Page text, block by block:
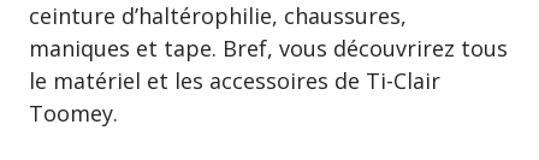
ceinture d’haltérophilie, chaussures,
maniques et tape. Bref, vous découvrirez tous
le matériel et les accessoires de Ti-Clair
Toomey.